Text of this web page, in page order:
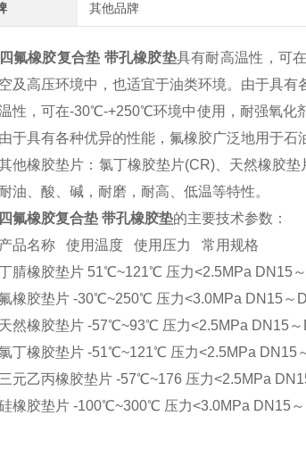
其他品牌
氟橡胶复合垫 带孔橡胶垫具有耐高温性，可
及高压环境中，也适宜于油类环境。由于具
性，可在-30℃-+250℃环境中使用，耐强氧化
于具有各种优异的性能，氟橡胶广泛地用于石
胶垫片：氯丁橡胶垫片(CR)、天然橡胶垫片
油、酸、碱，耐磨，耐高、低温等特性。
氟橡胶复合垫 带孔橡胶垫的主要技术参数：
名称 使用温度 使用压力 常用规格
胶垫片 51℃~121℃ 压力<2.5MPa DN15
垫片 -30℃~250℃ 压力<3.0MPa DN15～
胶垫片 -57℃~93℃ 压力<2.5MPa DN15～
胶垫片 -51℃~121℃ 压力<2.5MPa DN15
丙橡胶垫片 -57℃~176 压力<2.5MPa
垫片 -100℃~300℃ 压力<3.0MPa DN15～